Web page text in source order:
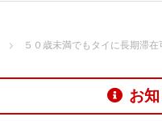
５０歳未満でもタイに長期滞
お